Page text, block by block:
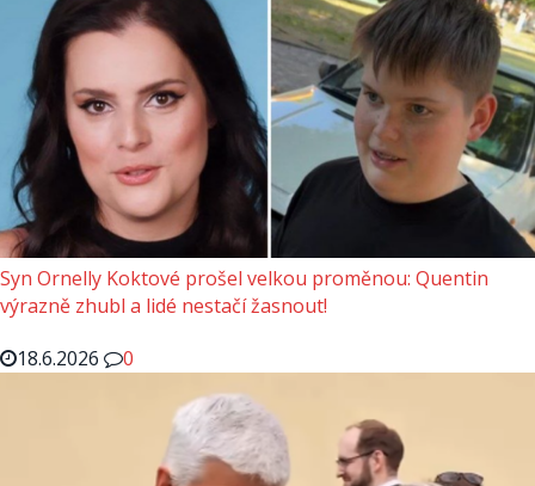
Syn Ornelly Koktové prošel velkou proměnou: Quentin
výrazně zhubl a lidé nestačí žasnout!
18.6.2026
0